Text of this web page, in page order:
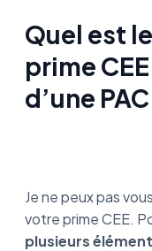
Quel est
prime
d’une
Je ne peux pas
votre prime CEE.
plusieurs